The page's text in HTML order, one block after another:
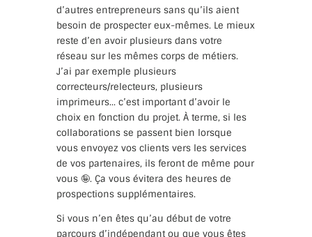
d’autres entrepreneurs sans qu’ils aient
besoin de prospecter eux-mêmes. Le mieux
reste d’en avoir plusieurs dans votre
réseau sur les mêmes corps de métiers.
J’ai par exemple plusieurs
correcteurs/relecteurs, plusieurs
imprimeurs… c’est important d’avoir le
choix en fonction du projet. À terme, si les
collaborations se passent bien lorsque
vous envoyez vos clients vers les services
de vos partenaires, ils feront de même pour
vous 🤪. Ça vous évitera des heures de
prospections supplémentaires.
Si vous n’en êtes qu’au début de votre
parcours d’indépendant ou que vous êtes